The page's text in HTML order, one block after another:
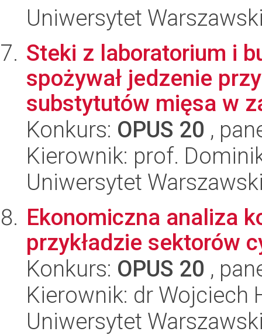
Uniwersytet
Steki z laboratorium i
spożywał jedzenie
substytutów mięsa w
Konkurs: OPUS 20 ,
Kierownik: prof.
Uniwersytet
Ekonomiczna analiza
przykładzie sektorów
Konkurs: OPUS 20 ,
Kierownik: dr Wojciech
Uniwersytet